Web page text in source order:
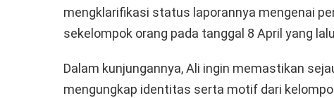
mengklarifikasi status laporannya mengenai
sekelompok orang pada tanggal 8 April yang
Dalam kunjungannya, Ali ingin memastikan
mengungkap identitas serta motif dari